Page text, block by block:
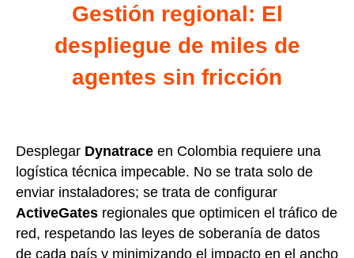
Gestión regional: El
despliegue de miles de
agentes sin fricción
Desplegar Dynatrace en Colombia requiere una
logística técnica impecable. No se trata solo de
enviar instaladores; se trata de configurar
ActiveGates regionales que optimicen el tráfico de
red, respetando las leyes de soberanía de datos
de cada país y minimizando el impacto en el ancho